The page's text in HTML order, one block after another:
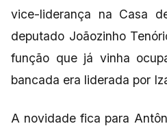
vice-liderança na Casa
deputado Joãozinho
função que já vinha
bancada era liderada por
A novidade fica para